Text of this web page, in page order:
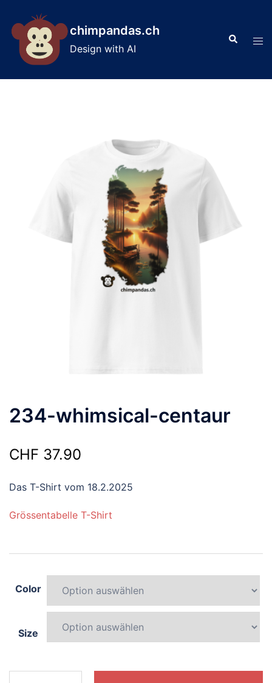
content
chimpandas.ch
Design with AI
Search
234-whimsical-centaur
CHF 37.90
Das T-Shirt vom 18.2.2025
Grössentabelle T-Shirt
Color
Size